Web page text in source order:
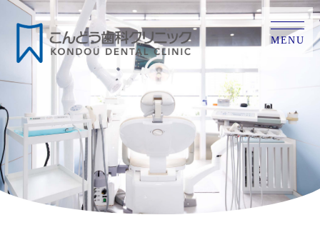
MENU